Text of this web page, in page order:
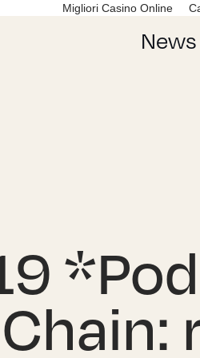
Migliori Casino Online
News
Chain: